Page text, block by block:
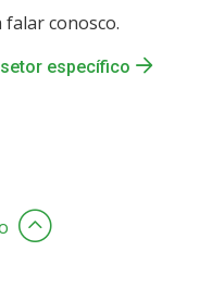
conosco.
específico